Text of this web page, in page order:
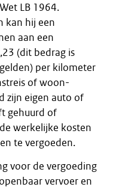
LB 1964.
kan hij een
aan een
(dit bedrag is
per kilometer
of woon-
zijn eigen auto of
gehuurd of
werkelijke kosten
te vergoeden.
voor de vergoeding
vervoer en